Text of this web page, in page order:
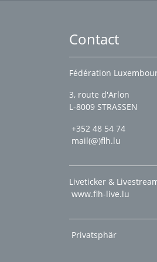
Contact
Fédération
3, route d'Arlon
L-8009 STRASSEN
+352 48 54 74
mail(@)flh.lu
Liveticker &
www.flh-live.lu
Privatsphär